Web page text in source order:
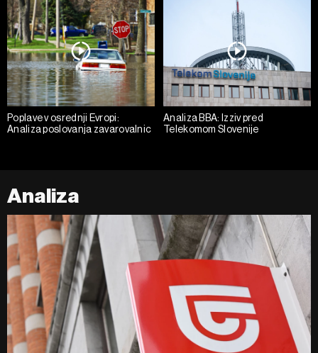
Poplave v osrednji Evropi:
Analiza poslovanja zavarovalnic
Analiza BBA: Izziv pred
Telekomom Slovenije
Analiza